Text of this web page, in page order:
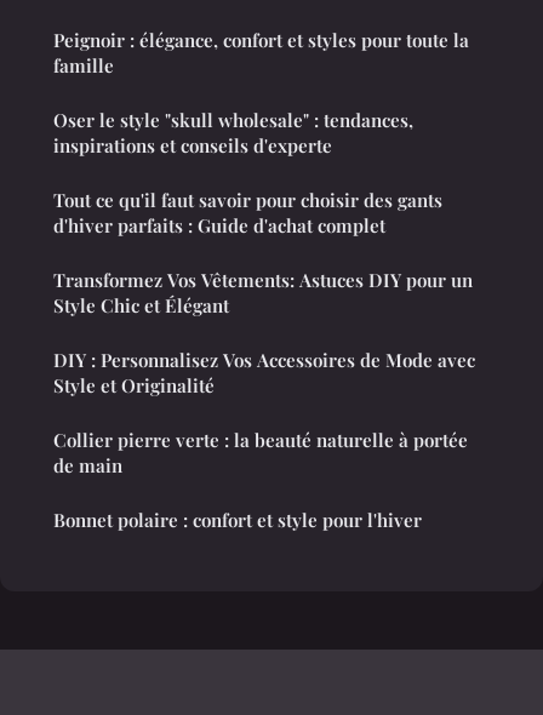
Peignoir : élégance, confort et styles pour toute la
famille
Oser le style "skull wholesale" : tendances,
inspirations et conseils d'experte
Tout ce qu'il faut savoir pour choisir des gants
d'hiver parfaits : Guide d'achat complet
Transformez Vos Vêtements: Astuces DIY pour un
Style Chic et Élégant
DIY : Personnalisez Vos Accessoires de Mode avec
Style et Originalité
Collier pierre verte : la beauté naturelle à portée
de main
Bonnet polaire : confort et style pour l'hiver